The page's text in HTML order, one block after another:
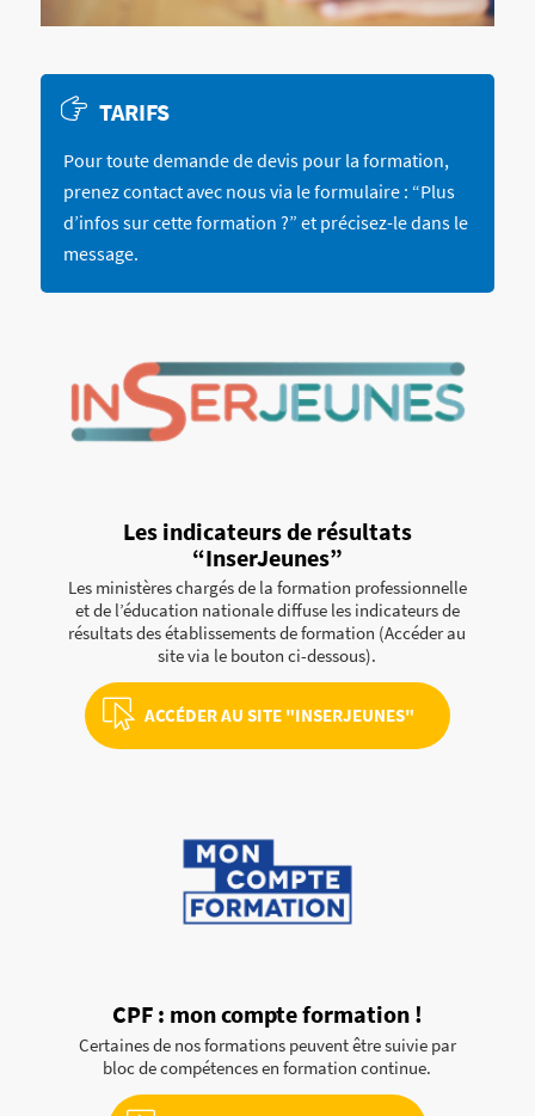
TARIFS
Pour toute demande de devis pour la formation,
prenez contact avec nous via le formulaire : “Plus
d’infos sur cette formation ?” et précisez-le dans le
message.
Les indicateurs de résultats
“InserJeunes”
Les ministères chargés de la formation professionnelle
et de l’éducation nationale diffuse les indicateurs de
résultats des établissements de formation (Accéder au
site via le bouton ci-dessous).
ACCÉDER AU SITE "INSERJEUNES"
CPF : mon compte formation !
Certaines de nos formations peuvent être suivie par
bloc de compétences en formation continue.